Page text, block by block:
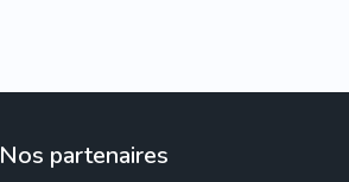
Nos partenaires